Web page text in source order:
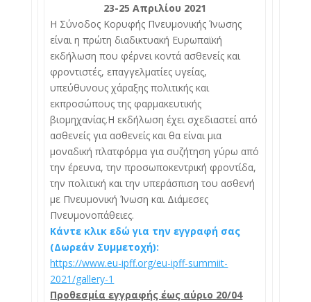
23-25 Απριλίου 2021
Η Σύνοδος Κορυφής Πνευμονικής Ίνωσης
είναι η πρώτη διαδικτυακή Ευρωπαϊκή
εκδήλωση που φέρνει κοντά ασθενείς και
φροντιστές, επαγγελματίες υγείας,
υπεύθυνους χάραξης πολιτικής και
εκπροσώπους της φαρμακευτικής
βιομηχανίας.Η εκδήλωση έχει σχεδιαστεί από
ασθενείς για ασθενείς και θα είναι μια
μοναδική πλατφόρμα για συζήτηση γύρω από
την έρευνα, την προσωποκεντρική φροντίδα,
την πολιτική και την υπεράσπιση του ασθενή
με Πνευμονική Ίνωση και Διάμεσες
Πνευμονοπάθειες.
Κάντε κλικ εδώ για την εγγραφή σας
(Δωρεάν Συμμετοχή):
https://www.eu-ipff.org/eu-ipff-summiit-
2021/gallery-1
Προθεσμία εγγραφής έως αύριο 20/04